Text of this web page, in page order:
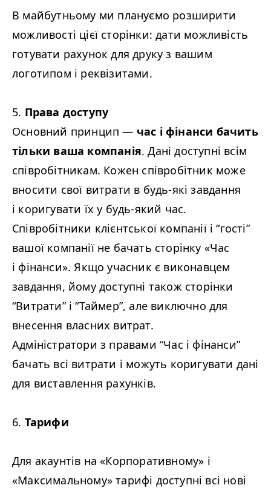
В майбутньому ми плануємо розширити
можливості цієї сторінки: дати можливість
готувати рахунок для друку з вашим
логотипом і реквізитами.
5. Права доступу
Основний принцип — час і фінанси бачить
тільки ваша компанія. Дані доступні всім
співробітникам. Кожен співробітник може
вносити свої витрати в будь-які завдання
і коригувати їх у будь-який час.
Співробітники клієнтської компанії і“гості”
вашої компанії не бачать сторінку «Час
і фінанси». Якщо учасник є виконавцем
завдання, йому доступні також сторінки
“Витрати” і“Таймер”, але виключно для
внесення власних витрат.
Адміністратори з правами “Час і фінанси”
бачать всі витрати і можуть коригувати дані
для виставлення рахунків.
6. Тарифи
Для акаунтів на «Корпоративному» і
«Максимальному» тарифі доступні всі нові